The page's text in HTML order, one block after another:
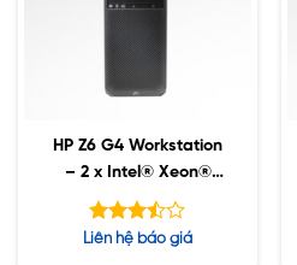
HP Z6 G4 Workstation
– 2 x Intel® Xeon®
Silver 4215R / 64GB D4
ECC / 1TB SSD / RTX
6000 24GB, Win10
Được
Liên hệ báo giá